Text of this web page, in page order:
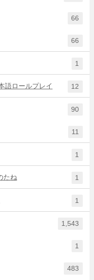
66
66
1
語ロールプレイ 12
90
11
1
たね 1
1
1,543
1
483